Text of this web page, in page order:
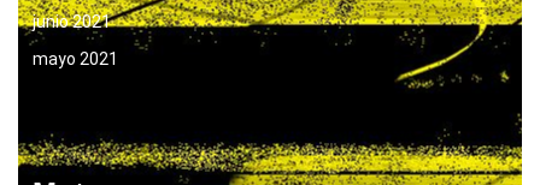
junio 2021
mayo 2021